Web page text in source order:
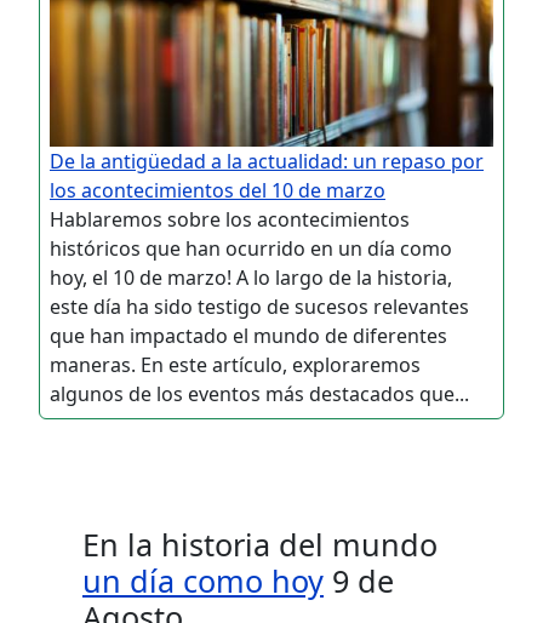
De la antigüedad a la actualidad: un repaso por
los acontecimientos del 10 de marzo
Hablaremos sobre los acontecimientos
históricos que han ocurrido en un día como
hoy, el 10 de marzo! A lo largo de la historia,
este día ha sido testigo de sucesos relevantes
que han impactado el mundo de diferentes
maneras. En este artículo, exploraremos
algunos de los eventos más destacados que...
En la historia del mundo
un día como hoy 9 de